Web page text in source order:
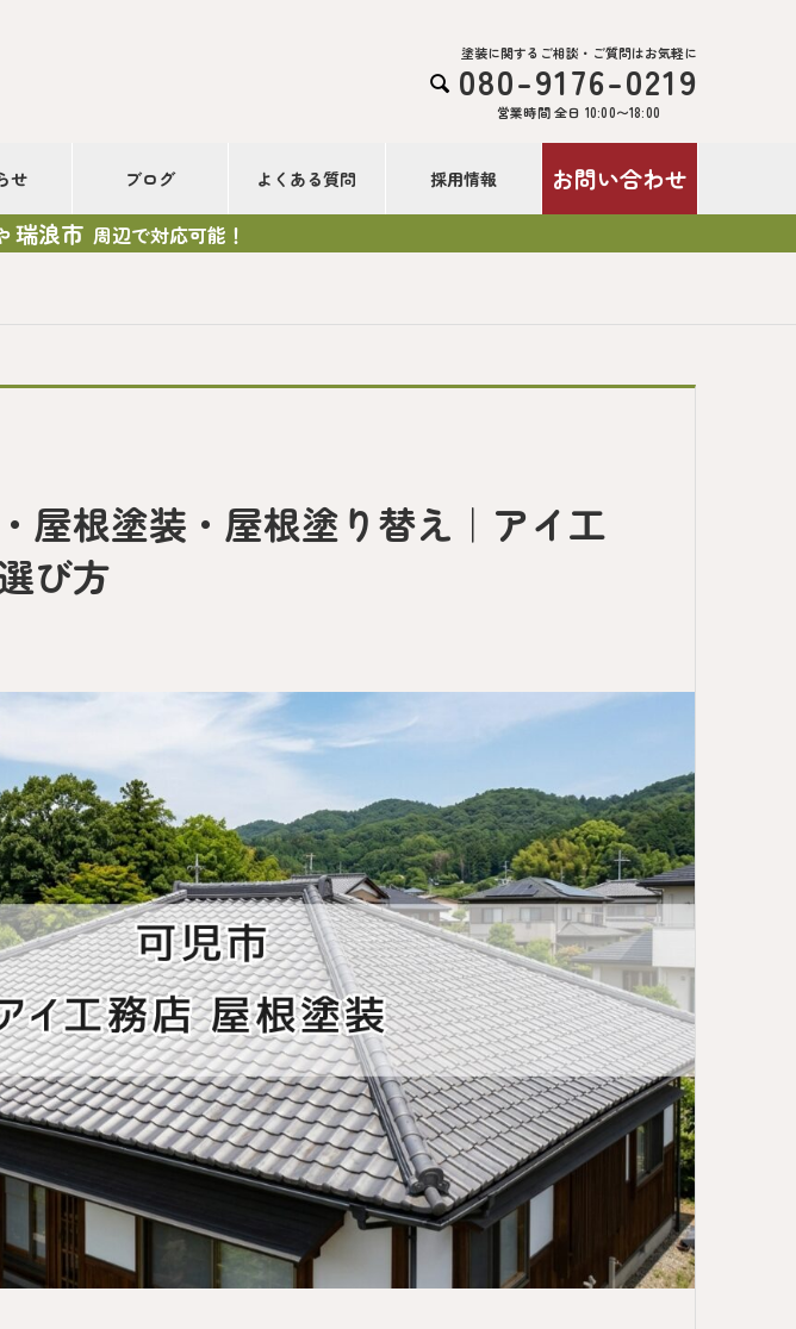

塗装に関するご相談・ご質問はお気軽に
080-9176-0219
営業時間 全日 10:00〜18:00
せ ブログ よくある質問 採用情報 お問い合わせ
瑞浪市 周辺で対応可能！
屋根塗装・屋根塗り替え｜アイ工
び方